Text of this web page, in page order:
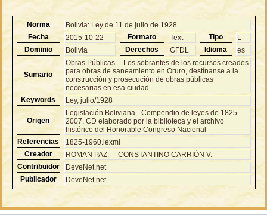
Norma
Bolivia: Ley de 11 de julio de 1928
Fecha
2015-10-22 Formato Text Tipo
L
Dominio
Bolivia Derechos GFDL Idioma es
Sumario
Obras Públicas.-- Los sobrantes de los recursos creados
para obras de saneamiento en Oruro, destínanse a la
construcción y prosecución de obras públicas
necesarias en esa ciudad.
Keywords
Ley, julio/1928
Origen
Legislación Boliviana - Compendio de leyes de 1825-
2007, CD elaborado por la biblioteca y el archivo
histórico del Honorable Congreso Nacional
Referencias
1825-1960.lexml
Creador
ROMAN PAZ.- --CONSTANTINO CARRIÓN V.
Contribuidor
DeveNet.net
Publicador
DeveNet.net